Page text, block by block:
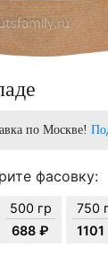
по Москве!
фасовку:
500 гр
688 ₽
750